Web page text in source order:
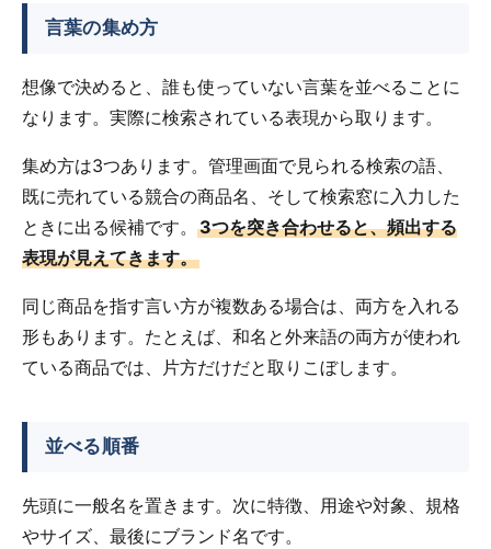
言葉の集め方
想像で決めると、誰も使っていない言葉を並べることに
なります。実際に検索されている表現から取ります。
集め方は3つあります。管理画面で見られる検索の語、
既に売れている競合の商品名、そして検索窓に入力した
ときに出る候補です。 3つを突き合わせると、頻出する
表現が見えてきます。
同じ商品を指す言い方が複数ある場合は、両方を入れる
形もあります。たとえば、和名と外来語の両方が使われ
ている商品では、片方だけだと取りこぼします。
並べる順番
先頭に一般名を置きます。次に特徴、用途や対象、規格
やサイズ、最後にブランド名です。